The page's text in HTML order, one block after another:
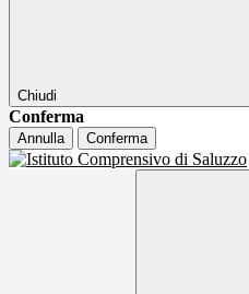
Chiudi
Conferma
Annulla Conferma